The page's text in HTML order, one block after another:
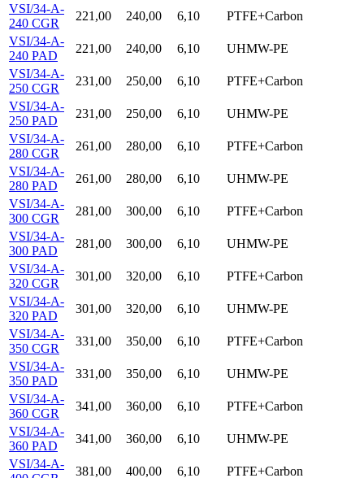
VSI/34-A-
240 CGR
221,00 240,00 6,10
PTFE+Carbon
VSI/34-A-
240 PAD
221,00 240,00 6,10
UHMW-PE
VSI/34-A-
250 CGR
231,00 250,00 6,10
PTFE+Carbon
VSI/34-A-
250 PAD
231,00 250,00 6,10
UHMW-PE
VSI/34-A-
280 CGR
261,00 280,00 6,10
PTFE+Carbon
VSI/34-A-
280 PAD
261,00 280,00 6,10
UHMW-PE
VSI/34-A-
300 CGR
281,00 300,00 6,10
PTFE+Carbon
VSI/34-A-
300 PAD
281,00 300,00 6,10
UHMW-PE
VSI/34-A-
320 CGR
301,00 320,00 6,10
PTFE+Carbon
VSI/34-A-
320 PAD
301,00 320,00 6,10
UHMW-PE
VSI/34-A-
350 CGR
331,00 350,00 6,10
PTFE+Carbon
VSI/34-A-
350 PAD
331,00 350,00 6,10
UHMW-PE
VSI/34-A-
360 CGR
341,00 360,00 6,10
PTFE+Carbon
VSI/34-A-
360 PAD
341,00 360,00 6,10
UHMW-PE
VSI/34-A-
381,00 400,00 6,10 PTFE+Carbon